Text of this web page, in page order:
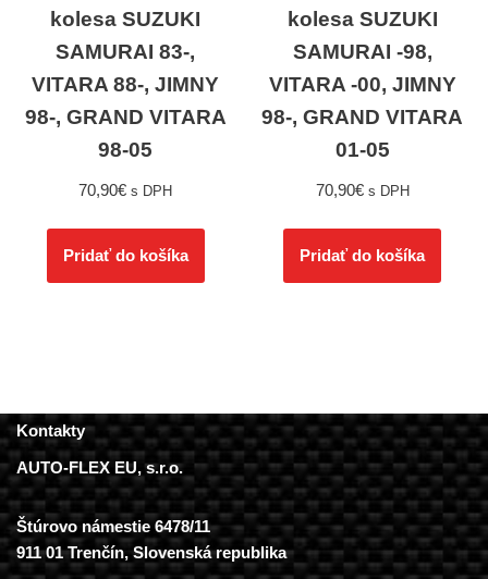
kolesa SUZUKI
SAMURAI 83-,
VITARA 88-, JIMNY
98-, GRAND VITARA
98-05
70,90€ s DPH
Pridať do košíka
kolesa SUZUKI
SAMURAI -98,
VITARA -00, JIMNY
98-, GRAND VITARA
01-05
70,90€ s DPH
Pridať do košíka
Kontakty
AUTO-FLEX EU, s.r.o.
Štúrovo námestie 6478/11
911 01 Trenčín, Slovenská republika